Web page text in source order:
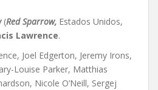
(Red Sparrow, Estados Unidos,
Lawrence.
Joel Edgerton, Jeremy Irons,
Louise Parker, Matthias
Nicole O’Neill, Sergej